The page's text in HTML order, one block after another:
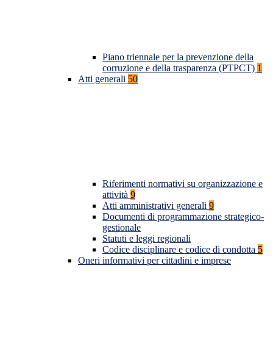
Piano triennale per la prevenzione della
corruzione e della trasparenza (PTPCT) 1
Atti generali 50
Riferimenti normativi su organizzazione e
attività 9
Atti amministrativi generali 9
Documenti di programmazione strategico-
gestionale
Statuti e leggi regionali
Codice disciplinare e codice di condotta 5
Oneri informativi per cittadini e imprese